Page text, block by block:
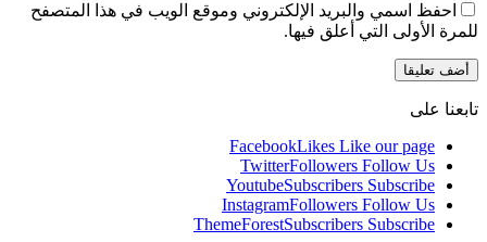
احفظ اسمي والبريد الإلكتروني وموقع الويب في هذا المتصفح
للمرة الأولى التي أعلق فيها.
تابعنا على
FacebookLikes Like our page
TwitterFollowers Follow Us
YoutubeSubscribers Subscribe
InstagramFollowers Follow Us
ThemeForestSubscribers Subscribe